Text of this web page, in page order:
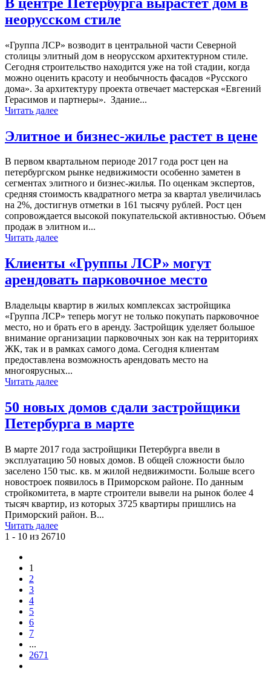
неорусском стиле
«Группа ЛСР» возводит в центральной части Северной
столицы элитный дом в неорусском архитектурном стиле.
Сегодня строительство находится уже на той стадии, когда
можно оценить красоту и необычность фасадов «Русского
дома». За архитектуру проекта отвечает мастерская «Евгений
Герасимов и партнеры». Здание...
Читать далее
Элитное и бизнес-жилье растет в цене
В первом квартальном периоде 2017 года рост цен на
петербургском рынке недвижимости особенно заметен в
сегментах элитного и бизнес-жилья. По оценкам экспертов,
средняя стоимость квадратного метра за квартал увеличилась
на 2%, достигнув отметки в 161 тысячу рублей. Рост цен
сопровождается высокой покупательской активностью. Объем
продаж в элитном и...
Читать далее
Клиенты «Группы ЛСР» могут
арендовать парковочное место
Владельцы квартир в жилых комплексах застройщика
«Группа ЛСР» теперь могут не только покупать парковочное
место, но и брать его в аренду. Застройщик уделяет большое
внимание организации парковочных зон как на территориях
ЖК, так и в рамках самого дома. Сегодня клиентам
предоставлена возможность арендовать место на
многоярусных...
Читать далее
50 новых домов сдали застройщики
Петербурга в марте
В марте 2017 года застройщики Петербурга ввели в
эксплуатацию 50 новых домов. В общей сложности было
заселено 150 тыс. кв. м жилой недвижимости. Больше всего
новостроек появилось в Приморском районе. По данным
стройкомитета, в марте строители вывели на рынок более 4
тысяч квартир, из которых 3725 квартиры пришлись на
Приморский район. В...
Читать далее
1 - 10 из 26710
1
2
3
4
5
6
7
...
2671